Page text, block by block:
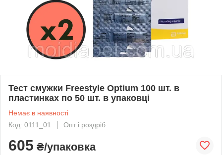
Тест смужки Freestyle Optium 100 шт. в
пластинках по 50 шт. в упаковці
Немає в наявності
Код: 0111_01
Опт і роздріб
605 ₴/упаковка